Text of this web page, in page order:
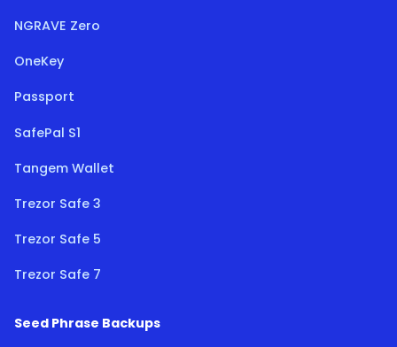
NGRAVE Zero
OneKey
Passport
SafePal S1
Tangem Wallet
Trezor Safe 3
Trezor Safe 5
Trezor Safe 7
Seed Phrase Backups